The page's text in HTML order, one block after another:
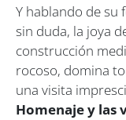
Y hablando de su
sin duda, la joya
construcción
rocoso, domina
una visita
Homenaje y las